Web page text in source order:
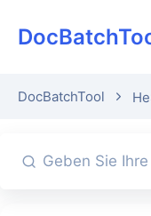
DocBatchTool